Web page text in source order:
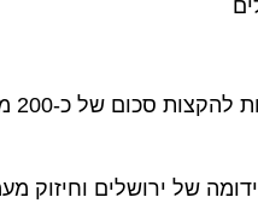
הממשלה אישרה
ירושלים וחיזוק מעמדה